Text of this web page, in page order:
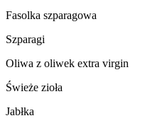
Fasolka szparagowa
Szparagi
Oliwa z oliwek extra virgin
Świeże zioła
Jabłka